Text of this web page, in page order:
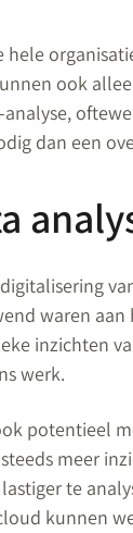
ook
dan een
waren
inzichten
werk.
potentieel
meer
te
kunnen